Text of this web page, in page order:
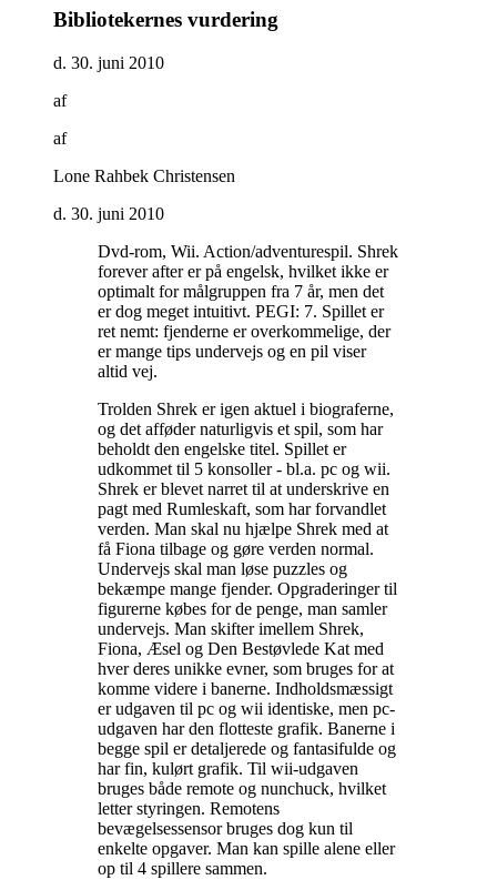
Bibliotekernes vurdering
d. 30. juni 2010
af
af
Lone Rahbek Christensen
d. 30. juni 2010
Dvd-rom, Wii. Action/adventurespil. Shrek
forever after er på engelsk, hvilket ikke er
optimalt for målgruppen fra 7 år, men det
er dog meget intuitivt. PEGI: 7. Spillet er
ret nemt: fjenderne er overkommelige, der
er mange tips undervejs og en pil viser
altid vej.
Trolden Shrek er igen aktuel i biograferne,
og det afføder naturligvis et spil, som har
beholdt den engelske titel. Spillet er
udkommet til 5 konsoller - bl.a. pc og wii.
Shrek er blevet narret til at underskrive en
pagt med Rumleskaft, som har forvandlet
verden. Man skal nu hjælpe Shrek med at
få Fiona tilbage og gøre verden normal.
Undervejs skal man løse puzzles og
bekæmpe mange fjender. Opgraderinger til
figurerne købes for de penge, man samler
undervejs. Man skifter imellem Shrek,
Fiona, Æsel og Den Bestøvlede Kat med
hver deres unikke evner, som bruges for at
komme videre i banerne. Indholdsmæssigt
er udgaven til pc og wii identiske, men pc-
udgaven har den flotteste grafik. Banerne i
begge spil er detaljerede og fantasifulde og
har fin, kulørt grafik. Til wii-udgaven
bruges både remote og nunchuck, hvilket
letter styringen. Remotens
bevægelsessensor bruges dog kun til
enkelte opgaver. Man kan spille alene eller
op til 4 spillere sammen.